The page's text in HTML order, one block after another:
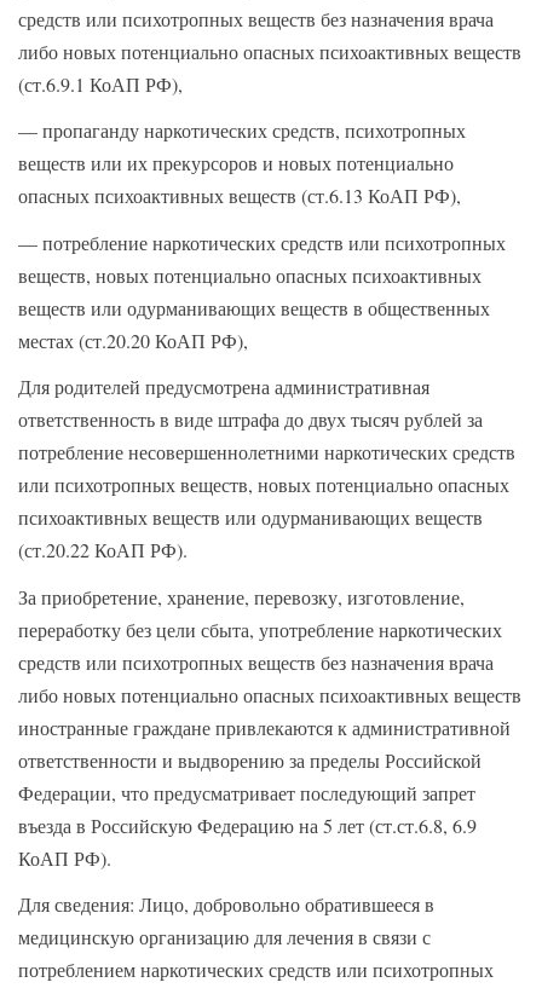
средств или психотропных веществ без назначения врача
либо новых потенциально опасных психоактивных веществ
(ст.6.9.1 КоАП РФ),
— пропаганду наркотических средств, психотропных
веществ или их прекурсоров и новых потенциально
опасных психоактивных веществ (ст.6.13 КоАП РФ),
— потребление наркотических средств или психотропных
веществ, новых потенциально опасных психоактивных
веществ или одурманивающих веществ в общественных
местах (ст.20.20 КоАП РФ),
Для родителей предусмотрена административная
ответственность в виде штрафа до двух тысяч рублей за
потребление несовершеннолетними наркотических средств
или психотропных веществ, новых потенциально опасных
психоактивных веществ или одурманивающих веществ
(ст.20.22 КоАП РФ).
За приобретение, хранение, перевозку, изготовление,
переработку без цели сбыта, употребление наркотических
средств или психотропных веществ без назначения врача
либо новых потенциально опасных психоактивных веществ
иностранные граждане привлекаются к административной
ответственности и выдворению за пределы Российской
Федерации, что предусматривает последующий запрет
въезда в Российскую Федерацию на 5 лет (ст.ст.6.8, 6.9
КоАП РФ).
Для сведения: Лицо, добровольно обратившееся в
медицинскую организацию для лечения в связи с
потреблением наркотических средств или психотропных